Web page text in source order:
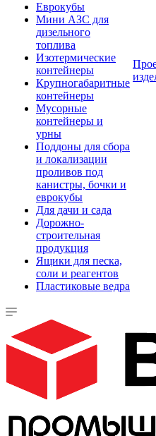
Еврокубы
Мини АЗС для
дизельного
топлива
Изотермические
контейнеры
Крупногабаритные
контейнеры
Мусорные
контейнеры и
урны
Поддоны для сбора
и локализации
проливов под
канистры, бочки и
еврокубы
Для дачи и сада
Дорожно-
строительная
продукция
Ящики для песка,
соли и реагентов
Пластиковые ведра